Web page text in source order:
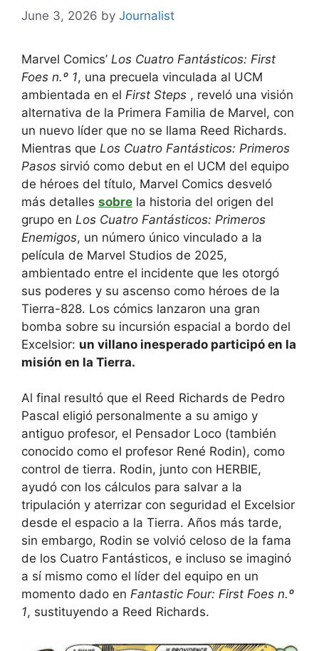
June 3, 2026 by Journalist
Marvel Comics’ Los Cuatro Fantásticos: First
Foes n.º 1, una precuela vinculada al UCM
ambientada en el First Steps , reveló una visión
alternativa de la Primera Familia de Marvel, con
un nuevo líder que no se llama Reed Richards.
Mientras que Los Cuatro Fantásticos: Primeros
Pasos sirvió como debut en el UCM del equipo
de héroes del título, Marvel Comics desveló
más detalles sobre la historia del origen del
grupo en Los Cuatro Fantásticos: Primeros
Enemigos, un número único vinculado a la
película de Marvel Studios de 2025,
ambientado entre el incidente que les otorgó
sus poderes y su ascenso como héroes de la
Tierra-828. Los cómics lanzaron una gran
bomba sobre su incursión espacial a bordo del
Excelsior: un villano inesperado participó en la
misión en la Tierra.
Al final resultó que el Reed Richards de Pedro
Pascal eligió personalmente a su amigo y
antiguo profesor, el Pensador Loco (también
conocido como el profesor René Rodin), como
control de tierra. Rodin, junto con HERBIE,
ayudó con los cálculos para salvar a la
tripulación y aterrizar con seguridad el Excelsior
desde el espacio a la Tierra. Años más tarde,
sin embargo, Rodin se volvió celoso de la fama
de los Cuatro Fantásticos, e incluso se imaginó
a sí mismo como el líder del equipo en un
momento dado en Fantastic Four: First Foes n.º
1, sustituyendo a Reed Richards.